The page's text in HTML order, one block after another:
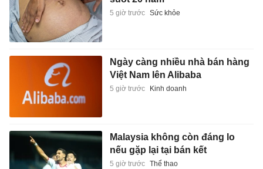
5 giờ trước Sức khỏe
Ngày càng nhiều nhà bán hàng
Việt Nam lên Alibaba
5 giờ trước Kinh doanh
Malaysia không còn đáng lo
nếu gặp lại tại bán kết
5 giờ trước Thể thao